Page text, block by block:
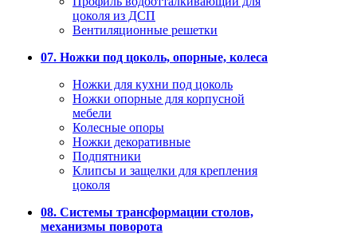
цоколя из ДСП
Вентиляционные решетки
07. Ножки под цоколь, опорные, колеса
Ножки для кухни под цоколь
Ножки опорные для корпусной
мебели
Колесные опоры
Ножки декоративные
Подпятники
Клипсы и защелки для крепления
цоколя
08. Системы трансформации столов,
механизмы поворота